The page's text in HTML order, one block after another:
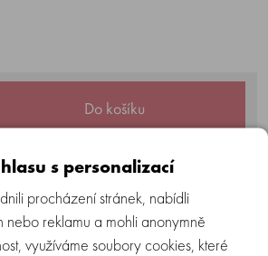
Do košíku
s personalizací
procházení stránek, nabídli
nebo reklamu a mohli anonymně
využíváme soubory cookies, které